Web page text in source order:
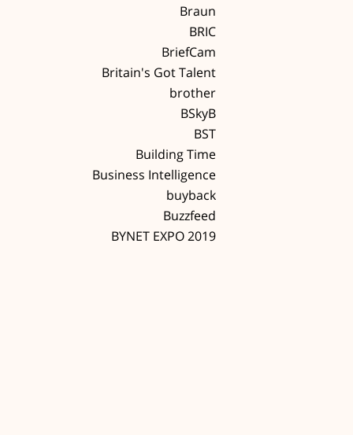
Braun
BRIC
BriefCam
Britain's Got Talent
brother
BSkyB
BST
Building Time
Business Intelligence
buyback
Buzzfeed
BYNET EXPO 2019